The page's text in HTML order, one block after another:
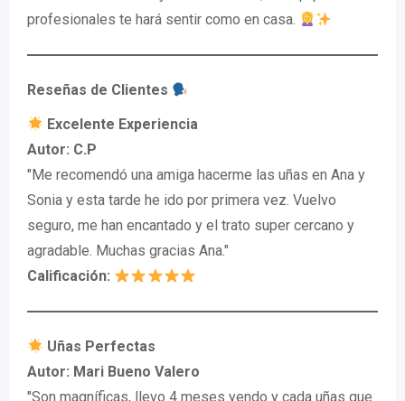
profesionales te hará sentir como en casa.
Reseñas de Clientes
Excelente Experiencia
Autor: C.P
"Me recomendó una amiga hacerme las uñas en Ana y
Sonia y esta tarde he ido por primera vez. Vuelvo
seguro, me han encantado y el trato super cercano y
agradable. Muchas gracias Ana."
Calificación:
Uñas Perfectas
Autor: Mari Bueno Valero
"Son magníficas, llevo 4 meses yendo y cada uñas que